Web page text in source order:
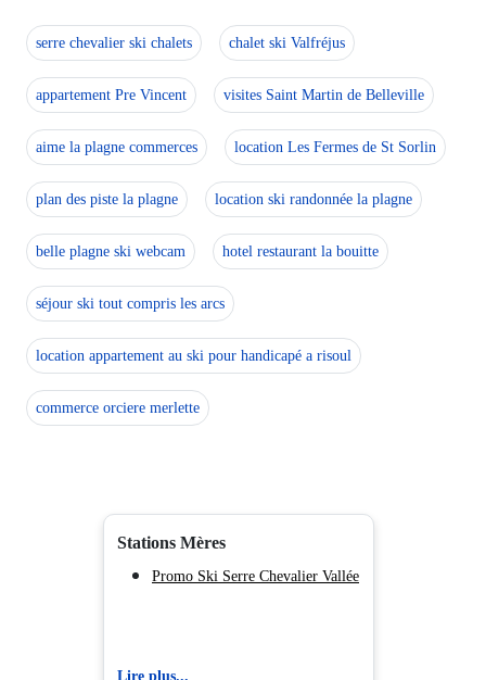
serre chevalier ski chalets chalet ski Valfréjus
appartement Pre Vincent visites Saint Martin de Belleville
aime la plagne commerces location Les Fermes de St Sorlin
plan des piste la plagne location ski randonnée la plagne
belle plagne ski webcam hotel restaurant la bouitte
séjour ski tout compris les arcs
location appartement au ski pour handicapé a risoul
commerce orciere merlette
Stations Mères
Promo Ski Serre Chevalier Vallée
Lire plus...